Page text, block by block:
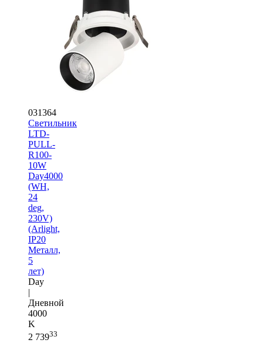
031364
Светильник
LTD-
PULL-
R100-
10W
Day4000
(WH,
24
deg,
230V)
(Arlight,
IP20
Металл,
5
лет)
Day
|
Дневной
4000
K
2 73933